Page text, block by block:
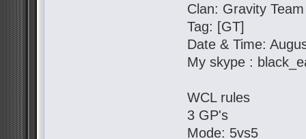
Clan: Gravity Team
Tag: [GT]
Date & Time:
My skype :
WCL rules
3 GP's
Mode: 5vs5